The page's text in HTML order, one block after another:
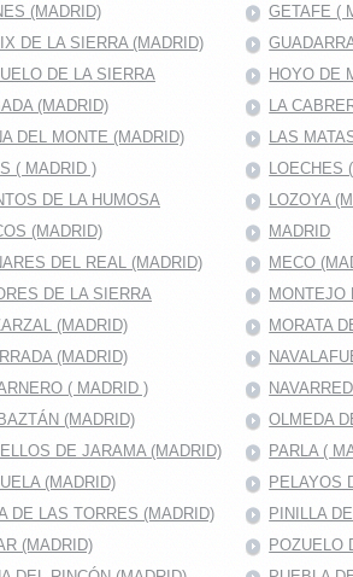
(MADRID)
GETAFE (
DE LA SIERRA (MADRID)
DE LA SIERRA
HOYO DE
(MADRID)
LA
DEL MONTE (MADRID)
LAS
( MADRID )
LOECHES
DE LA HUMOSA
LOZOYA
(MADRID)
MADRID
DEL REAL (MADRID)
MECO
DE LA SIERRA
MONTEJO
(MADRID)
MORATA
(MADRID)
( MADRID )
(MADRID)
OLMEDA
DE JARAMA (MADRID)
PARLA (
(MADRID)
PELAYOS
DE LAS TORRES (MADRID)
PINILLA
(MADRID)
POZUELO